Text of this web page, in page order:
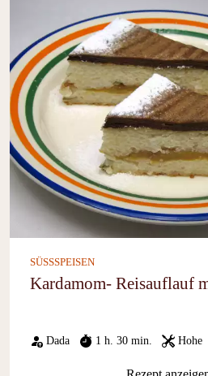
SÜSSSPEISEN
Kardamom- Reisauflauf
Dada 1 h. 30 min. Hohe